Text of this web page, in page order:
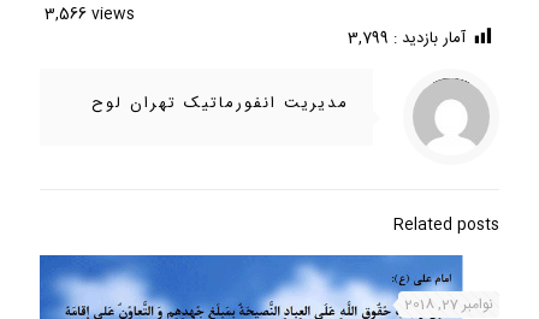
3,566 views
آمار بازدید : 3,799
Warning
/home/ifapasar/tehranloh1.ir/wp-content/themes/betheme-2196/includes/content-single.php
on line
286
مدیریت انفورماتیک تهران لوح
Related posts
نوامبر 27, 2018